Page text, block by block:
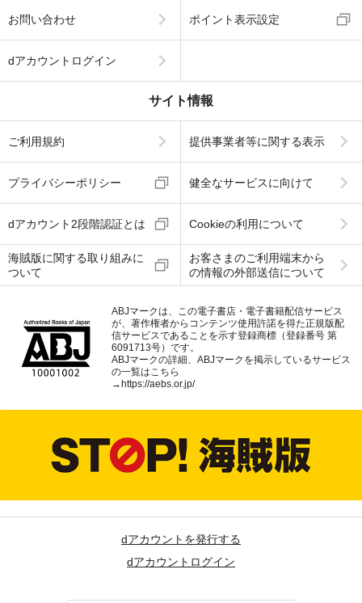
お問い合わせ ポイント表示設定
dアカウントログイン
サイト情報
ご利用規約 提供事業者等に関する表示
プライバシーポリシー 健全なサービスに向けて
dアカウント2段階認証とは Cookieの利用について
海賊版に関する取り組みに
ついて
お客さまのご利用端末から
の情報の外部送信について
ABJマークは、この電子書店・電子書籍配信サービス
が、著作権者からコンテンツ使用許諾を得た正規版配
信サービスであることを示す登録商標（登録番号 第
6091713号）です。
ABJマークの詳細、ABJマークを掲示しているサービス
の一覧はこちら
→ https://aebs.or.jp/
dアカウントを発行する
dアカウントログイン